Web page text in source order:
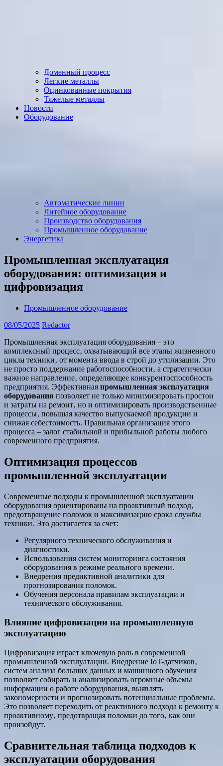
Доменный процесс
Легкие металлы
Оцинкованные покрытия
Тяжелые металлы
Новости
Оборудование
Автоматические линии
Литейное оборудование
Производство оборудования
Промышленное оборудование
Энергетика
Промышленная эксплуатация
оборудования: оптимизация и
цифровизация
Промышленное оборудование
08/05/2025 Redactor
Промышленная эксплуатация оборудования – это
комплексный процесс‚ охватывающий все этапы жизненного
цикла техники‚ от момента ввода в строй до утилизации. Это
не просто поддержание работоспособности‚ а стратегически
важное направление‚ определяющее конкурентоспособность
предприятия. Эффективная промышленная эксплуатация
оборудования позволяет не только минимизировать простои
и затраты на ремонт‚ но и оптимизировать производственные
процессы‚ повышая качество выпускаемой продукции и
снижая себестоимость. Правильная организация этого
процесса – залог стабильной и прибыльной работы любого
современного предприятия.
Оптимизация процессов
промышленной эксплуатации
Современные подходы к промышленной эксплуатации
оборудования ориентированы на проактивный подход‚
предотвращение поломок и максимизацию срока службы
техники. Это достигается за счет:
Регулярного технического обслуживания и
диагностики.
Использования систем мониторинга состояния
оборудования в режиме реального времени.
Внедрения предиктивной аналитики для
прогнозирования поломок.
Обучения персонала правилам эксплуатации и
технического обслуживания.
Влияние цифровизации на промышленную
эксплуатацию
Цифровизация играет ключевую роль в современной
промышленной эксплуатации. Внедрение IoT-датчиков‚
систем анализа больших данных и машинного обучения
позволяет собирать и анализировать огромные объемы
информации о работе оборудования‚ выявлять
закономерности и прогнозировать потенциальные проблемы.
Это позволяет переходить от реактивного подхода к ремонту к
проактивному‚ предотвращая поломки до того‚ как они
произойдут.
Сравнительная таблица подходов к
эксплуатации оборудования